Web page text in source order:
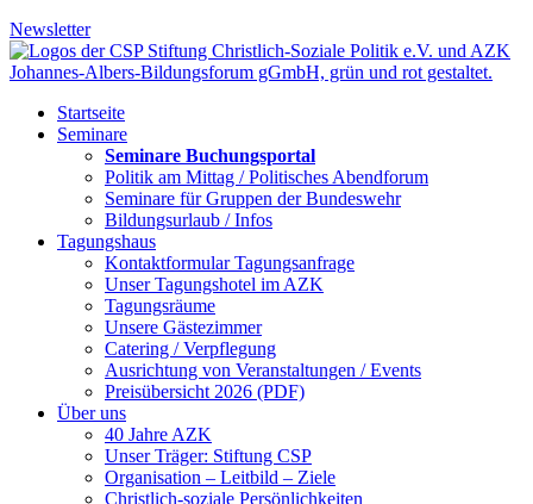
Newsletter
Startseite
Seminare
Seminare Buchungsportal
Politik am Mittag / Politisches Abendforum
Seminare für Gruppen der Bundeswehr
Bildungsurlaub / Infos
Tagungshaus
Kontaktformular Tagungsanfrage
Unser Tagungshotel im AZK
Tagungsräume
Unsere Gästezimmer
Catering / Verpflegung
Ausrichtung von Veranstaltungen / Events
Preisübersicht 2026 (PDF)
Über uns
40 Jahre AZK
Unser Träger: Stiftung CSP
Organisation – Leitbild – Ziele
Christlich-soziale Persönlichkeiten